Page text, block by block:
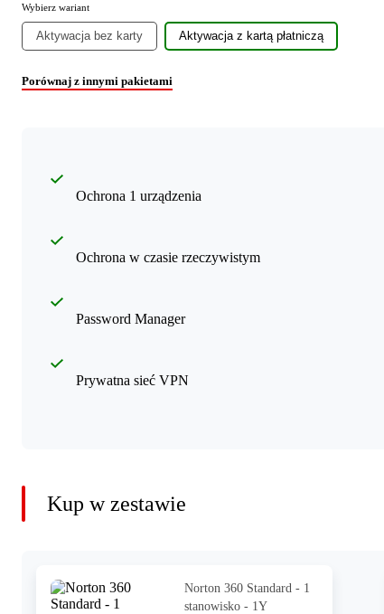
Wybierz wariant
Aktywacja bez karty Aktywacja z kartą płatniczą
Porównaj z innymi pakietami
Ochrona 1 urządzenia
Ochrona w czasie rzeczywistym
Password Manager
Prywatna sieć VPN
Kup w zestawie
Norton 360 Standard - 1
stanowisko - 1Y